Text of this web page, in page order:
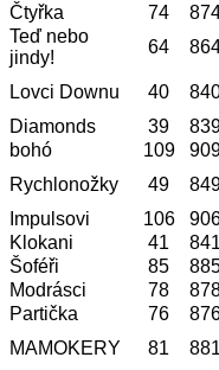
Čtyřka 74
Teď nebo
jindy!
64
Lovci Downu 40
Diamonds 39
bohó 109
Rychlonožky 49
Impulsovi 106
Klokani 41
Šoféři 85
Modrásci 78
Partička 76
MAMOKERY 81